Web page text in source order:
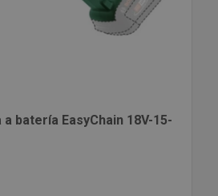
batería EasyChain 18V-15-